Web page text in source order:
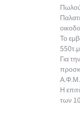
Το
Για
Α.Φ.Μ.
Η
των